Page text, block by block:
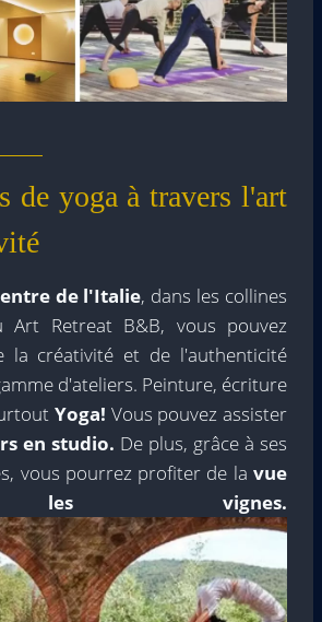
de yoga à travers l'art
de l'Italie, dans les collines
Art Retreat B&B, vous pouvez
la créativité et de l'authenticité
d'ateliers. Peinture, écriture
Yoga! Vous pouvez assister
en studio. De plus, grâce à ses
vous pourrez profiter de la vue
vignes.